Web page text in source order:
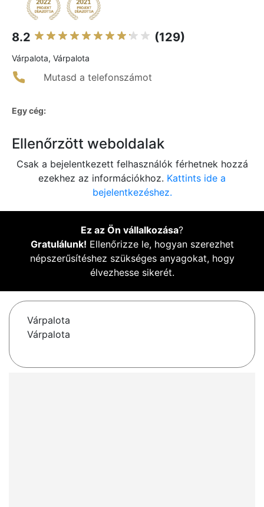
8.2 (129)
Várpalota, Várpalota
Mutasd a telefonszámot
Egy cég:
Ellenőrzött weboldalak
Csak a bejelentkezett felhasználók férhetnek hozzá
ezekhez az információkhoz. Kattints ide a
bejelentkezéshez.
Ez az Ön vállalkozása?
Gratulálunk! Ellenőrizze le, hogyan szerezhet
népszerűsítéshez szükséges anyagokat, hogy
élvezhesse sikerét.
Várpalota
Várpalota